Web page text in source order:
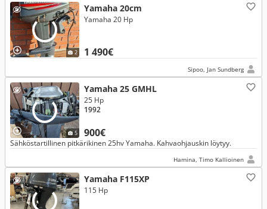
2
Yamaha 20cm
1 490€
Yamaha 20 Hp
Sipoo, Jan Sundberg
5
Yamaha 25 GMHL
900€
25 Hp
1992
Sähköstartillinen pitkärikinen 25hv Yamaha. Kahvaohjauskin löytyy.
Hamina, Timo Kallioinen
Yamaha F115XP
115 Hp